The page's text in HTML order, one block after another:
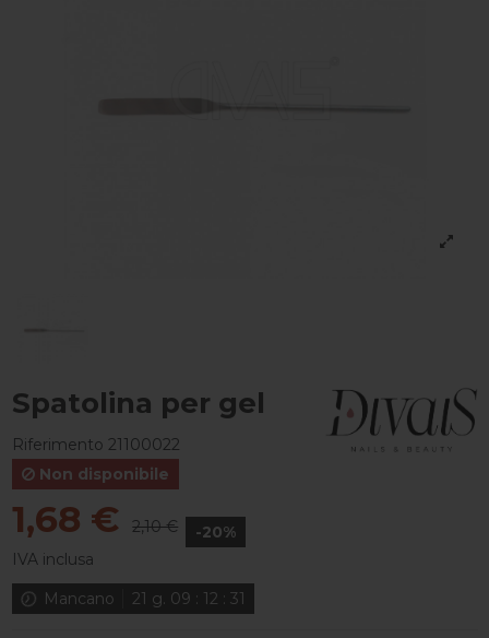
Spatolina per gel
Riferimento 21100022
Non disponibile
1,68 € 2,10 €
-20%
IVA inclusa
Mancano
21 g. 09 : 12 : 30